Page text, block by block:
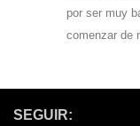
por ser muy
comenzar de
SEGUIR: